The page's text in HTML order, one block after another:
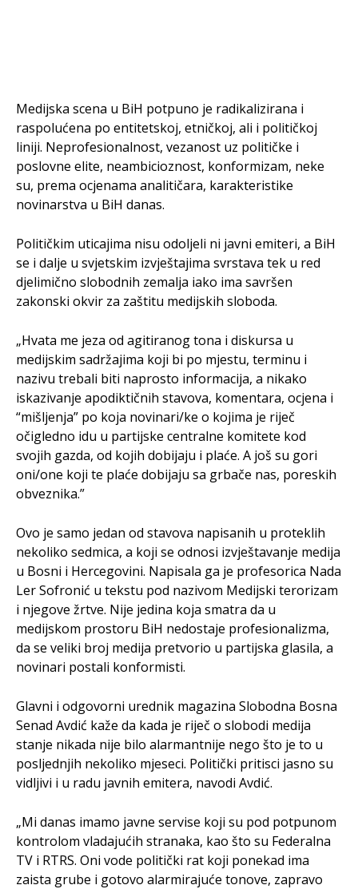
Medijska scena u BiH potpuno je radikalizirana i
raspolućena po entitetskoj, etničkoj, ali i političkoj
liniji. Neprofesionalnost, vezanost uz političke i
poslovne elite, neambicioznost, konformizam, neke
su, prema ocjenama analitičara, karakteristike
novinarstva u BiH danas.
Političkim uticajima nisu odoljeli ni javni emiteri, a BiH
se i dalje u svjetskim izvještajima svrstava tek u red
djelimično slobodnih zemalja iako ima savršen
zakonski okvir za zaštitu medijskih sloboda.
„Hvata me jeza od agitiranog tona i diskursa u
medijskim sadržajima koji bi po mjestu, terminu i
nazivu trebali biti naprosto informacija, a nikako
iskazivanje apodiktičnih stavova, komentara, ocjena i
“mišljenja” po koja novinari/ke o kojima je riječ
očigledno idu u partijske centralne komitete kod
svojih gazda, od kojih dobijaju i plaće. A još su gori
oni/one koji te plaće dobijaju sa grbače nas, poreskih
obveznika.”
Ovo je samo jedan od stavova napisanih u proteklih
nekoliko sedmica, a koji se odnosi izvještavanje medija
u Bosni i Hercegovini. Napisala ga je profesorica Nada
Ler Sofronić u tekstu pod nazivom Medijski terorizam
i njegove žrtve. Nije jedina koja smatra da u
medijskom prostoru BiH nedostaje profesionalizma,
da se veliki broj medija pretvorio u partijska glasila, a
novinari postali konformisti.
Glavni i odgovorni urednik magazina Slobodna Bosna
Senad Avdić kaže da kada je riječ o slobodi medija
stanje nikada nije bilo alarmantnije nego što je to u
posljednjih nekoliko mjeseci. Politički pritisci jasno su
vidljivi i u radu javnih emitera, navodi Avdić.
„Mi danas imamo javne servise koji su pod potpunom
kontrolom vladajućih stranaka, kao što su Federalna
TV i RTRS. Oni vode politički rat koji ponekad ima
zaista grube i gotovo alarmirajuće tonove, zapravo